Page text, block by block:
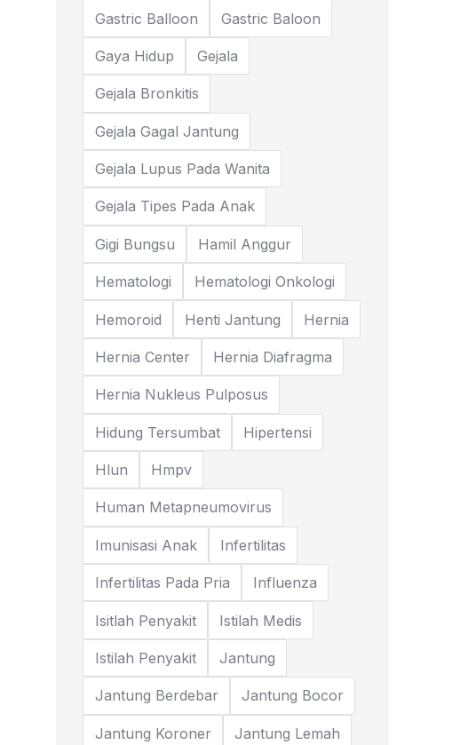
Gastric Balloon Gastric Baloon
Gaya Hidup Gejala
Gejala Bronkitis
Gejala Gagal Jantung
Gejala Lupus Pada Wanita
Gejala Tipes Pada Anak
Gigi Bungsu Hamil Anggur
Hematologi Hematologi Onkologi
Hemoroid Henti Jantung Hernia
Hernia Center Hernia Diafragma
Hernia Nukleus Pulposus
Hidung Tersumbat Hipertensi
Hlun Hmpv
Human Metapneumovirus
Imunisasi Anak Infertilitas
Infertilitas Pada Pria Influenza
Isitlah Penyakit Istilah Medis
Istilah Penyakit Jantung
Jantung Berdebar Jantung Bocor
Jantung Koroner Jantung Lemah